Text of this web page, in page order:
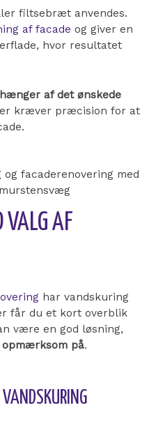
filtsebræt anvendes.
af facade og giver en
hvor resultatet
af det ønskede
kræver præcision for at
VALG AF
har vandskuring
får du et kort overblik
være en god løsning,
på.
VANDSKURING